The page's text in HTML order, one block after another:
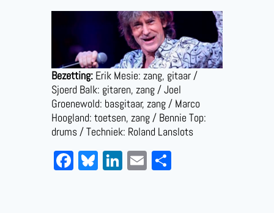
Bezetting: Erik Mesie: zang, gitaar /
Sjoerd Balk: gitaren, zang / Joel
Groenewold: basgitaar, zang / Marco
Hoogland: toetsen, zang / Bennie Top:
drums / Techniek: Roland Lanslots
Facebook
Bluesky
LinkedIn
Email